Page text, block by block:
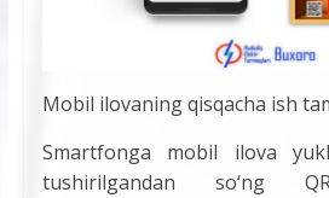
Mobil ilovaning qisqacha ish
Smartfonga mobil ilova
tushirilgandan so‘ng